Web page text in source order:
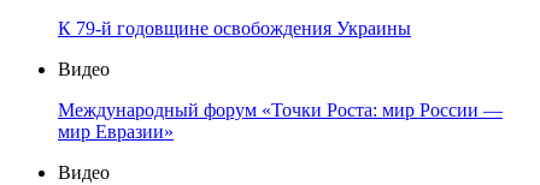
К 79-й годовщине освобождения Украины
Видео
Международный форум «Точки Роста: мир России —
мир Евразии»
Видео